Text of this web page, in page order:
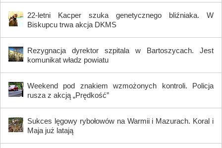
22-letni Kacper szuka genetycznego bliźniaka. W
Biskupcu trwa akcja DKMS
Rezygnacja dyrektor szpitala w Bartoszycach. Jest
komunikat władz powiatu
Weekend pod znakiem wzmożonych kontroli. Policja
rusza z akcją „Prędkość”
Sukces lęgowy rybołowów na Warmii i Mazurach. Koral i
Maja już latają